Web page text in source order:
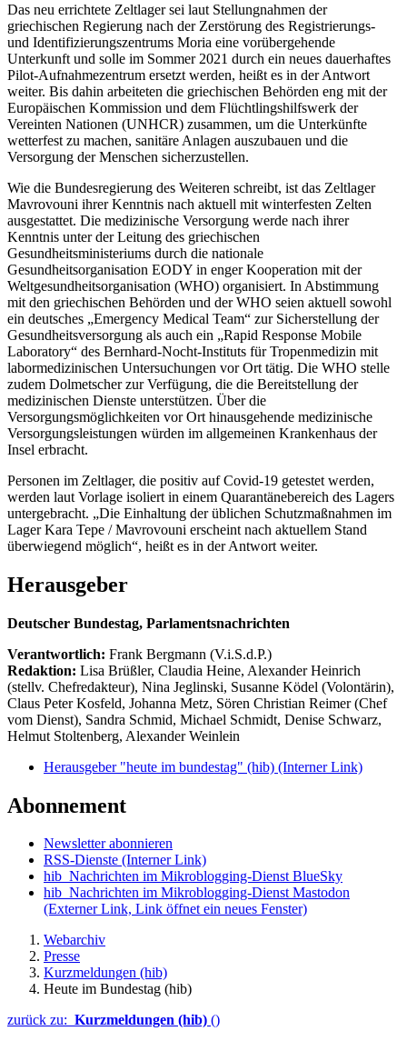
Das neu errichtete Zeltlager sei laut Stellungnahmen der
griechischen Regierung nach der Zerstörung des Registrierungs-
und Identifizierungszentrums Moria eine vorübergehende
Unterkunft und solle im Sommer 2021 durch ein neues dauerhaftes
Pilot-Aufnahmezentrum ersetzt werden, heißt es in der Antwort
weiter. Bis dahin arbeiteten die griechischen Behörden eng mit der
Europäischen Kommission und dem Flüchtlingshilfswerk der
Vereinten Nationen (UNHCR) zusammen, um die Unterkünfte
wetterfest zu machen, sanitäre Anlagen auszubauen und die
Versorgung der Menschen sicherzustellen.
Wie die Bundesregierung des Weiteren schreibt, ist das Zeltlager
Mavrovouni ihrer Kenntnis nach aktuell mit winterfesten Zelten
ausgestattet. Die medizinische Versorgung werde nach ihrer
Kenntnis unter der Leitung des griechischen
Gesundheitsministeriums durch die nationale
Gesundheitsorganisation EODY in enger Kooperation mit der
Weltgesundheitsorganisation (WHO) organisiert. In Abstimmung
mit den griechischen Behörden und der WHO seien aktuell sowohl
ein deutsches „Emergency Medical Team“ zur Sicherstellung der
Gesundheitsversorgung als auch ein „Rapid Response Mobile
Laboratory“ des Bernhard-Nocht-Instituts für Tropenmedizin mit
labormedizinischen Untersuchungen vor Ort tätig. Die WHO stelle
zudem Dolmetscher zur Verfügung, die die Bereitstellung der
medizinischen Dienste unterstützen. Über die
Versorgungsmöglichkeiten vor Ort hinausgehende medizinische
Versorgungsleistungen würden im allgemeinen Krankenhaus der
Insel erbracht.
Personen im Zeltlager, die positiv auf Covid-19 getestet werden,
werden laut Vorlage isoliert in einem Quarantänebereich des Lagers
untergebracht. „Die Einhaltung der üblichen Schutzmaßnahmen im
Lager Kara Tepe / Mavrovouni erscheint nach aktuellem Stand
überwiegend möglich“, heißt es in der Antwort weiter.
Herausgeber
Deutscher Bundestag, Parlamentsnachrichten
Verantwortlich: Frank Bergmann (V.i.S.d.P.)
Redaktion: Lisa Brüßler, Claudia Heine, Alexander Heinrich
(stellv. Chefredakteur), Nina Jeglinski, Susanne Ködel (Volontärin),
Claus Peter Kosfeld, Johanna Metz, Sören Christian Reimer (Chef
vom Dienst), Sandra Schmid, Michael Schmidt, Denise Schwarz,
Helmut Stoltenberg, Alexander Weinlein
Herausgeber "heute im bundestag" (hib) (Interner Link)
Abonnement
Newsletter abonnieren
RSS-Dienste (Interner Link)
hib_Nachrichten im Mikroblogging-Dienst BlueSky
hib_Nachrichten im Mikroblogging-Dienst Mastodon
(Externer Link, Link öffnet ein neues Fenster)
Webarchiv
Presse
Kurzmeldungen (hib)
Heute im Bundestag (hib)
zurück zu: Kurzmeldungen (hib) ()